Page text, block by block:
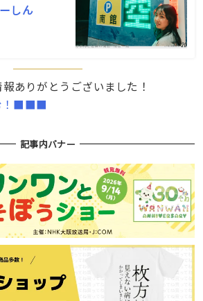
しん
報ありがとうございました！
！■■■
記事内バナー